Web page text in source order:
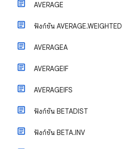
AVERAGE
ฟังก์ชัน AVERAGE.WEIGHTED
AVERAGEA
AVERAGEIF
AVERAGEIFS
ฟังก์ชัน BETADIST
ฟังก์ชัน BETA.INV